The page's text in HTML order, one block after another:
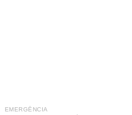
EMERGÊNCIA